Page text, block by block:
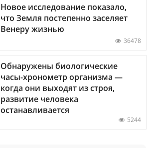
Новое исследование показало,
что Земля постепенно заселяет
Венеру жизнью
36478
Обнаружены биологические
часы-хронометр организма —
когда они выходят из строя,
развитие человека
останавливается
5244